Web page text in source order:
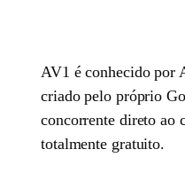
AV1 é conhecido por
criado pelo próprio
concorrente direto ao
totalmente gratuito.